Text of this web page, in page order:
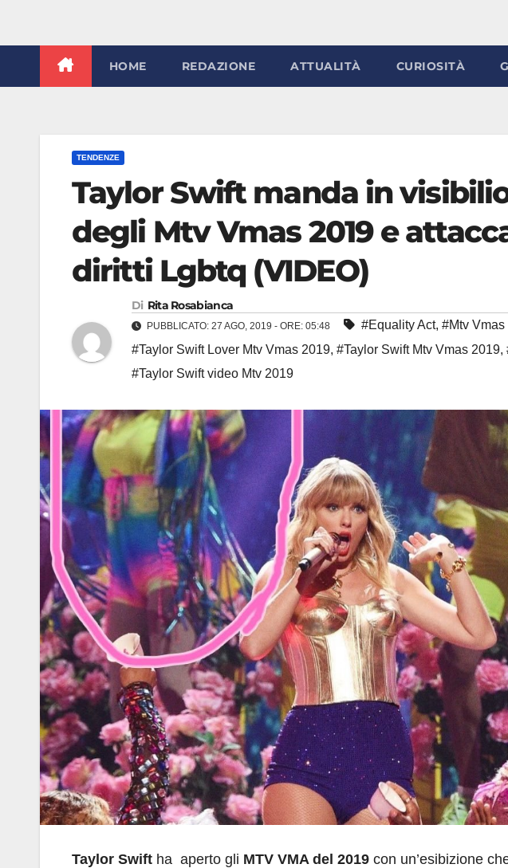
HOME REDAZIONE ATTUALITÀ CURIOSITÀ
TENDENZE
Taylor Swift manda in
degli Mtv Vmas 2019 e
diritti Lgbtq (VIDEO)
Di Rita Rosabianca
PUBBLICATO: 27 AGO, 2019 - ORE: 05:48 #Equality Act, #Mtv Vmas
#Taylor Swift Lover Mtv Vmas 2019, #Taylor Swift Mtv Vmas 2019,
#Taylor Swift video Mtv 2019
Taylor Swift ha aperto gli MTV VMA del 2019 con un’esibizione